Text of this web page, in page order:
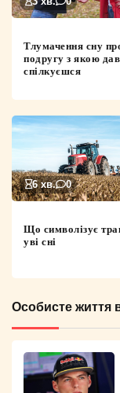
Тлумачення сну
подругу з якою
спілкуєшся
6 хв. 0
Що символізує
уві сні
Особисте життя